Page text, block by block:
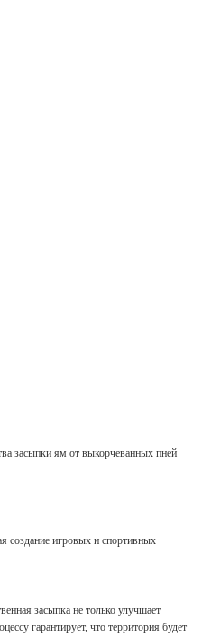
засыпки ям от выкорчеванных пней
создание игровых и спортивных
засыпка не только улучшает
гарантирует, что территория будет